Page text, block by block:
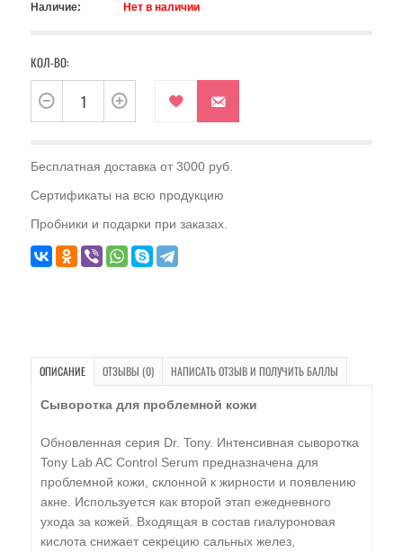
Наличие:
Нет в наличии
КОЛ-ВО:
Бесплатная доставка от 3000 руб.
Сертификаты на всю продукцию
Пробники и подарки при заказах.
ОПИСАНИЕ ОТЗЫВЫ (0) НАПИСАТЬ ОТЗЫВ И ПОЛУЧИТЬ БАЛЛЫ
Сыворотка для проблемной кожи
Обновленная серия Dr. Tony. Интенсивная сыворотка
Tony Lab AC Control Serum предназначена для
проблемной кожи, склонной к жирности и появлению
акне. Используется как второй этап ежедневного
ухода за кожей. Входящая в состав гиалуроновая
кислота снижает секрецию сальных желез,